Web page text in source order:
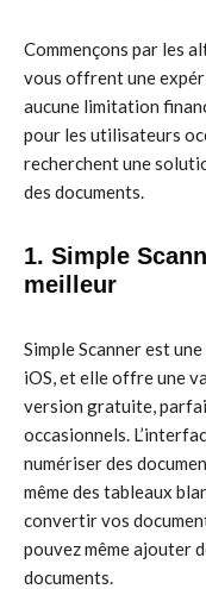
Commençons par les
vous offrent une
aucune limitation
pour les utilisateurs
recherchent une
des documents.
1. Simple
meilleur
Simple Scanner est
iOS, et elle offre une
version gratuite,
occasionnels.
numériser des
même des tableaux
convertir vos
pouvez même ajouter
documents.